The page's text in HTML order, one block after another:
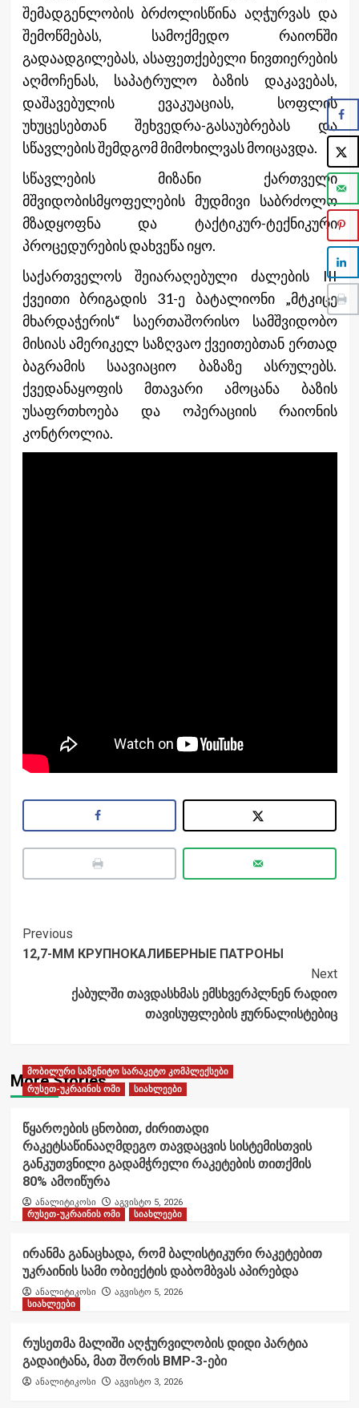
შემადგენლობის ბრძოლისწინა აღჭურვას და
შემოწმებას, სამოქმედო რაიონში
გადაადგილებას, ასაფეთქებელი ნივთიერების
აღმოჩენას, საპატრულო ბაზის დაკავებას,
დაშავებულის ევაკუაციას, სოფლის
უხუცესებთან შეხვედრა-გასაუბრებას და
სწავლების შემდგომ მიმოხილვას მოიცავდა.
სწავლების მიზანი ქართველი
მშვიდობისმყოფელების მუდმივი საბრძოლო
მზადყოფნა და ტაქტიკურ-ტექნიკური
პროცედურების დახვეწა იყო.
საქართველოს შეიარაღებული ძალების III
ქვეითი ბრიგადის 31-ე ბატალიონი „მტკიცე
მხარდაჭერის“ საერთაშორისო სამშვიდობო
მისიას ამერიკელ საზღვაო ქვეითებთან ერთად
ბაგრამის საავიაციო ბაზაზე ასრულებს.
ქვედანაყოფის მთავარი ამოცანა ბაზის
უსაფრთხოება და ოპერაციის რაიონის
კონტროლია.
Post
Navigation
Previous
12,7-ММ КРУПНОКАЛИБЕРНЫЕ ПАТРОНЫ
Next
ქაბულში თავდასხმას ემსხვერპლნენ რადიო
თავისუფლების ჟურნალისტებიც
More Stories
მობილური საზენიტო სარაკეტო კომპლექსები
რუსეთ-უკრაინის ომი
სიახლეები
წყაროების ცნობით, ძირითადი
რაკეტსაწინააღმდეგო თავდაცვის სისტემისთვის
განკუთვნილი გადამჭრელი რაკეტების თითქმის
80% ამოიწურა
ანალიტიკოსი
აგვისტო 5, 2026
რუსეთ-უკრაინის ომი
სიახლეები
ირანმა განაცხადა, რომ ბალისტიკური რაკეტებით
უკრაინის სამი ობიექტის დაბომბვას აპირებდა
ანალიტიკოსი
აგვისტო 5, 2026
სიახლეები
რუსეთმა მალიში აღჭურვილობის დიდი პარტია
გადაიტანა, მათ შორის BMP-3-ები
ანალიტიკოსი აგვისტო 3, 2026